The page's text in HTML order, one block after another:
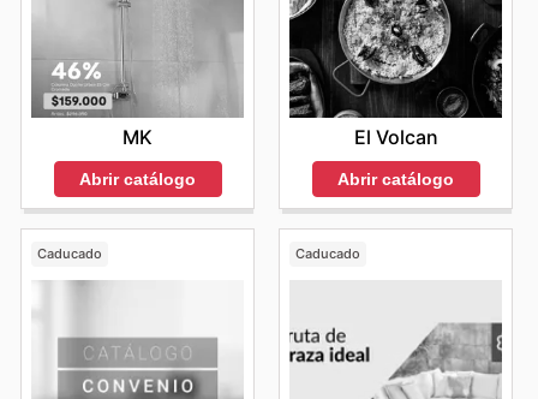
MK
Abrir catálogo
El Volcan
Abrir catálogo
Caducado Caducado